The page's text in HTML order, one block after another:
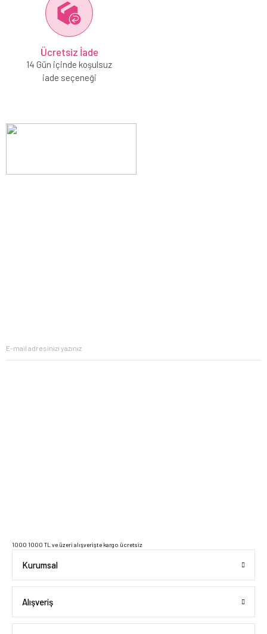
Ücretsiz İade
14 Gün içinde koşulsuz
iade seçeneği
1000 1000 TL ve üzeri alışverişte kargo ücretsiz
Kurumsal
Alışveriş